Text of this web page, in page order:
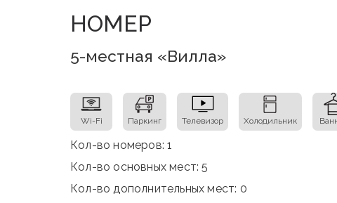
НОМЕР
5-местная «Вилла»
Wi-Fi Паркинг Телевизор Холодильник
Кол-во номеров: 1
Кол-во основных мест: 5
Кол-во дополнительных мест: 0